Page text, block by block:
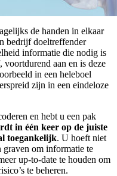
de handen in elkaar
bedrijf doeltreffender
informatie die nodig is
aan en is deze
in een heleboel
zijn in een eindeloze
en hebt u een pak
in één keer op de juiste
toegankelijk. U hoeft niet
graven om informatie te
up-to-date te houden om
te beheren.